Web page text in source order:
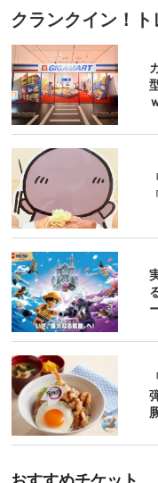
クランクイン！